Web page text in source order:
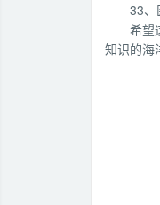
33、
希望
知识的海